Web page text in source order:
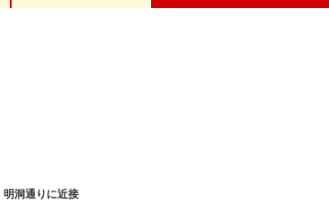
明洞通りに近接